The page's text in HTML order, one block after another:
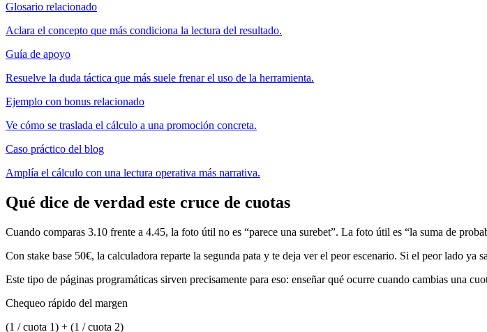
Glosario relacionado
Aclara el concepto que más condiciona la lectura del resultado.
Guía de apoyo
Resuelve la duda táctica que más suele frenar el uso de la herramienta.
Ejemplo con bonus relacionado
Ve cómo se traslada el cálculo a una promoción concreta.
Caso práctico del blog
Amplía el cálculo con una lectura operativa más narrativa.
Qué dice de verdad este cruce de cuotas
Cuando comparas 3.10 frente a 4.45, la foto útil no es “parece una surebet”. La foto útil es “la suma de
Con stake base 50€, la calculadora reparte la segunda pata y te deja ver el peor escenario. Si el peor lado
Este tipo de páginas programáticas sirven precisamente para eso: enseñar qué ocurre cuando cambias una
Chequeo rápido del margen
(1 / cuota 1) + (1 / cuota 2)